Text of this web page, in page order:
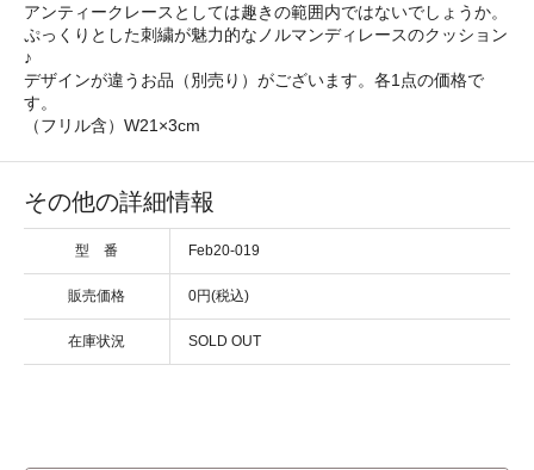
アンティークレースとしては趣きの範囲内ではないでしょうか。
ぷっくりとした刺繍が魅力的なノルマンディレースのクッション
♪
デザインが違うお品（別売り）がございます。各1点の価格で
す。
（フリル含）W21×3cm
その他の詳細情報
型 番 Feb20-019
販売価格 0円(税込)
在庫状況 SOLD OUT